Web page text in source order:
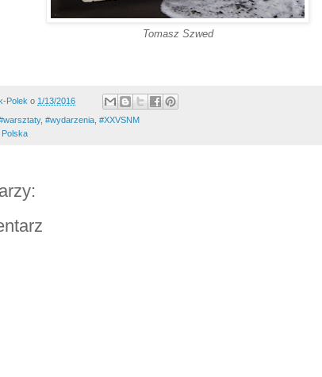
Tomasz Szwed
Polek o 1/13/2016
, #wydarzenia, #XXVSNM